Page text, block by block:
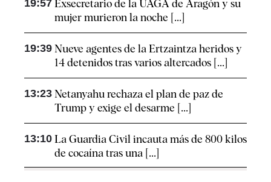
19:57 Exsecretario de la UAGA de Aragón y su
mujer murieron la noche [...]
19:39 Nueve agentes de la Ertzaintza heridos y
14 detenidos tras varios altercados [...]
13:23 Netanyahu rechaza el plan de paz de
Trump y exige el desarme [...]
13:10 La Guardia Civil incauta más de 800 kilos
de cocaína tras una [...]